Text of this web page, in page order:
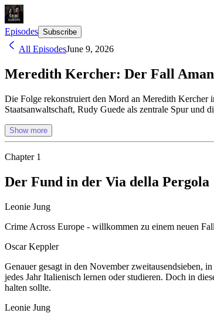
Episodes Subscribe
All EpisodesJune 9, 2026
Meredith Kercher: Der Fall
Die Folge rekonstruiert den Mord an Meredith Kercher
Staatsanwaltschaft, Rudy Guede als zentrale Spur und
Show more
Chapter 1
Der Fund in der Via della Pergola
Leonie Jung
Crime Across Europe - willkommen zu einem neuen
Oscar Keppler
Genauer gesagt in den November zweitausendsieben,
jedes Jahr Italienisch lernen oder studieren. Doch in
halten sollte.
Leonie Jung